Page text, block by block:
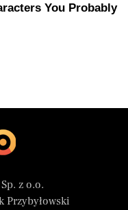
You Probably
z o.o.
Przybyłowski